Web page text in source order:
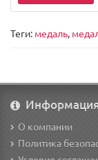
Теги: медаль,
О компании
Политика